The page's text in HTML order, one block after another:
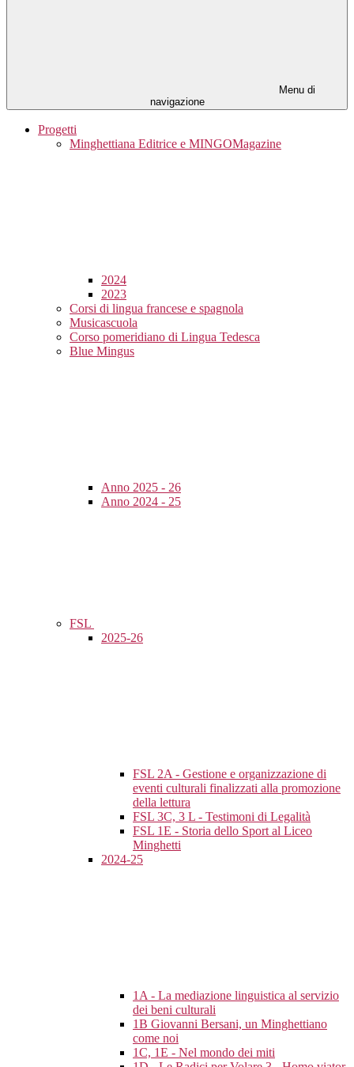
Menu di
navigazione
Progetti
Minghettiana Editrice e MINGOMagazine
2024
2023
Corsi di lingua francese e spagnola
Musicascuola
Corso pomeridiano di Lingua Tedesca
Blue Mingus
Anno 2025 - 26
Anno 2024 - 25
FSL
2025-26
FSL 2A - Gestione e organizzazione di
eventi culturali finalizzati alla promozione
della lettura
FSL 3C, 3 L - Testimoni di Legalità
FSL 1E - Storia dello Sport al Liceo
Minghetti
2024-25
1A - La mediazione linguistica al servizio
dei beni culturali
1B Giovanni Bersani, un Minghettiano
come noi
1C, 1E - Nel mondo dei miti